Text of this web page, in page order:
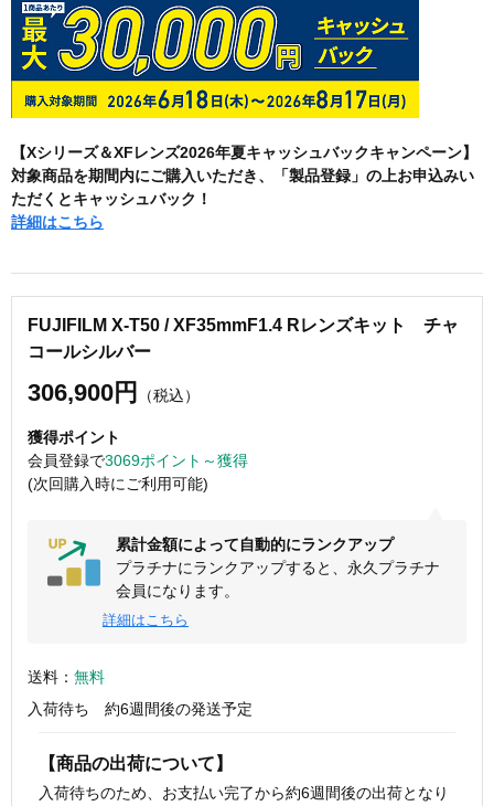
【Xシリーズ＆XFレンズ2026年夏キャッシュバックキャンペーン】
対象商品を期間内にご購入いただき、「製品登録」の上お申込みい
ただくとキャッシュバック！
詳細はこちら
FUJIFILM X-T50 / XF35mmF1.4 Rレンズキット チャ
コールシルバー
306,900円 （税込）
獲得ポイント
会員登録で3069ポイント～獲得
(次回購入時にご利用可能)
累計金額によって自動的にランクアップ
プラチナにランクアップすると、永久プラチナ
会員になります。
詳細はこちら
送料： 無料
入荷待ち 約6週間後の発送予定
【商品の出荷について】
入荷待ちのため、お支払い完了から約6週間後の出荷となり